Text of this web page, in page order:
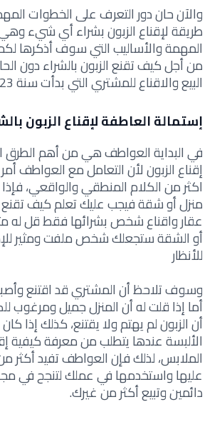
والآن حان دور التعرف على الخطوات
طريقة لإقناع الزبون بشراء أي شيء
المهمة والأساليب التي سوف أذكرها
من أجلكيف تقنع الزبون بالشراء دون
البيع والاقناع للمشتري التي بدأت سنة 2023.
إستمالة العاطفة لإقناع الزبون
في البداية العواطف هي من أهم الطرق
إقناع الزبون لأن التعامل مع العواطف
اكثر من الكلام المنطقي والواقعي،
منزل أو شقة فيجب عليك تعلمكيف تقنع
عقار واقناع شخص بشرائها فقط قل له
أو الشقة ستجعلك شخص ملفت ومثير
للأنظار
وسوف تلاحظ أن المشتري قد اقتنع
أما إذا قلت له أن المنزل جميل ومرغوب
أن الزبون لم يهتم ولا يقتنع، كذلك إذا
الألبسة عندها يتطلب من معرفةكيفية
الملابس، لذلك فإن العواطف تفيد أكثر
عليها واستخدمها في عملك لتنجح في
دائمين وتبيع أكثر من غيرك.